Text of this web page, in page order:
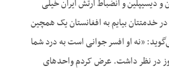
و دیسیپلین و انضباط ارتش ایران خیلی
خدمتتان بیایم به افغانستان یک همچین
«نه او افسر جوانی است به درد شما
در نظر داشت. عرض کردم واحدهای